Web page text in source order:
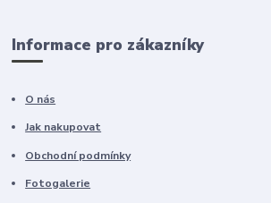
Informace pro zákazníky
O nás
Jak nakupovat
Obchodní podmínky
Fotogalerie